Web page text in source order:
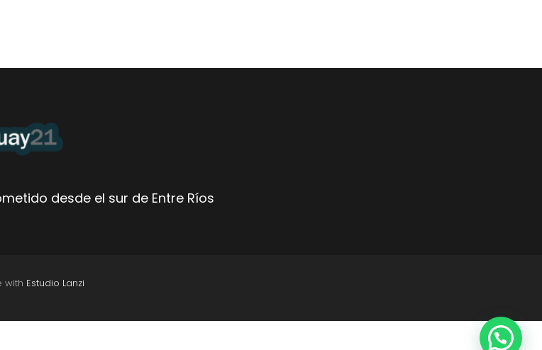
desde el sur de Entre Ríos
with Estudio Lanzi